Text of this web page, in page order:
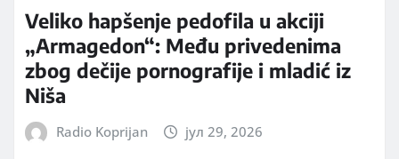
Veliko hapšenje pedofila u akciji
„Armagedon“: Među privedenima
zbog dečije pornografije i mladić iz
Niša
Radio Koprijan јул 29, 2026